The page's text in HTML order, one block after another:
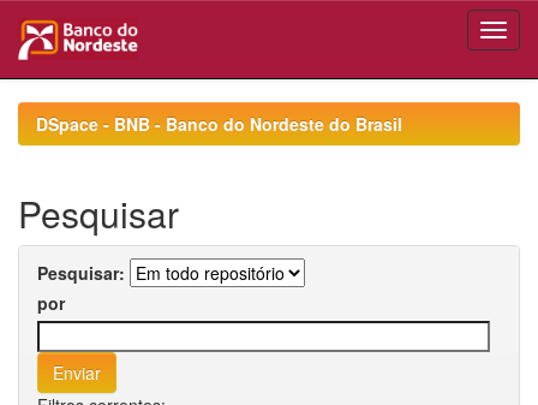
navigationDSpace - BNB - Banco do Nordeste do Brasil
Pesquisar
Pesquisar:
por